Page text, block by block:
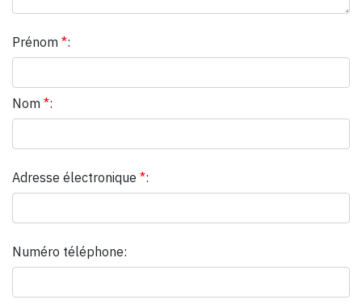
Prénom *:
Nom *:
Adresse électronique *:
Numéro téléphone: